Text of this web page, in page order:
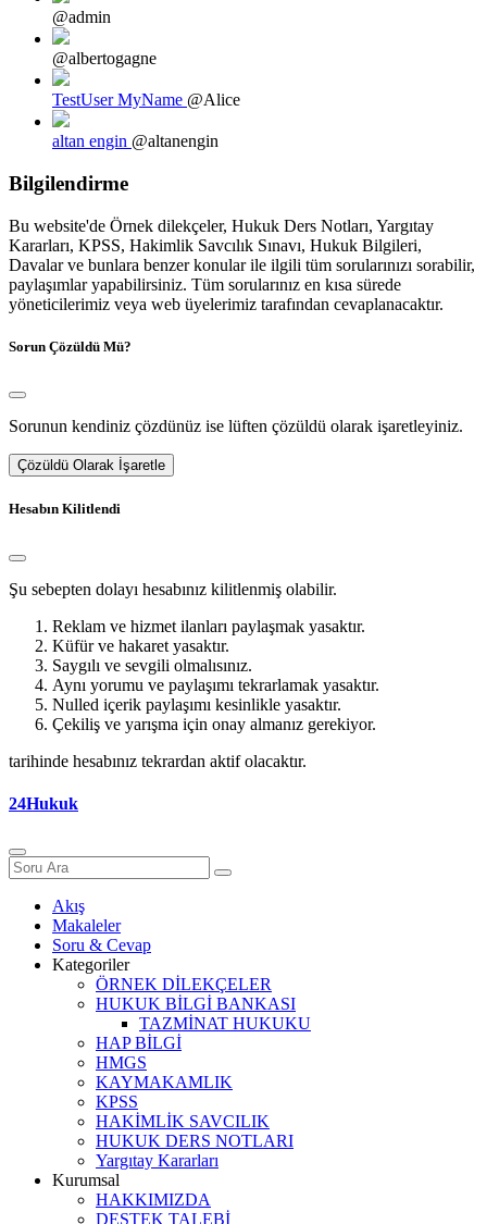
@admin
@albertogagne
TestUser MyName @Alice
altan engin @altanengin
Bilgilendirme
Bu website'de Örnek dilekçeler, Hukuk Ders Notları, Yargıtay
Kararları, KPSS, Hakimlik Savcılık Sınavı, Hukuk Bilgileri,
Davalar ve bunlara benzer konular ile ilgili tüm sorularınızı sorabilir,
paylaşımlar yapabilirsiniz. Tüm sorularınız en kısa sürede
yöneticilerimiz veya web üyelerimiz tarafından cevaplanacaktır.
Sorun Çözüldü Mü?
Sorunun kendiniz çözdünüz ise lüften çözüldü olarak işaretleyiniz.
Çözüldü Olarak İşaretle
Hesabın Kilitlendi
Şu sebepten dolayı hesabınız kilitlenmiş olabilir.
Reklam ve hizmet ilanları paylaşmak yasaktır.
Küfür ve hakaret yasaktır.
Saygılı ve sevgili olmalısınız.
Aynı yorumu ve paylaşımı tekrarlamak yasaktır.
Nulled içerik paylaşımı kesinlikle yasaktır.
Çekiliş ve yarışma için onay almanız gerekiyor.
tarihinde hesabınız tekrardan aktif olacaktır.
24Hukuk
Akış
Makaleler
Soru & Cevap
Kategoriler
ÖRNEK DİLEKÇELER
HUKUK BİLGİ BANKASI
TAZMİNAT HUKUKU
HAP BİLGİ
HMGS
KAYMAKAMLIK
KPSS
HAKİMLİK SAVCILIK
HUKUK DERS NOTLARI
Yargıtay Kararları
Kurumsal
HAKKIMIZDA
DESTEK TALEBİ